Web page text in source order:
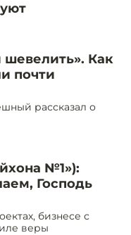
Как
почти
рассказал о
№1»):
Господь
бизнесе с
веры